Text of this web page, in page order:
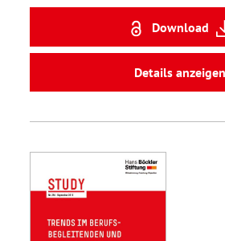
Download
Details anzeigen